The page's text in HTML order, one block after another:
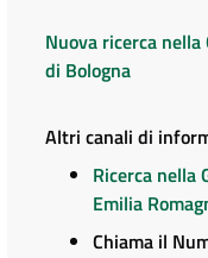
Nuova ricerca
di Bologna
Altri canali di
Ricerca nella
Emilia
Chiama il